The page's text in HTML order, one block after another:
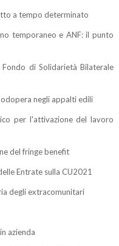
a tempo determinato
temporaneo e ANF: il punto
di Solidarietà Bilaterale
negli appalti edili
per l'attivazione del lavoro
del fringe benefit
Entrate sulla CU2021
degli extracomunitari
azienda